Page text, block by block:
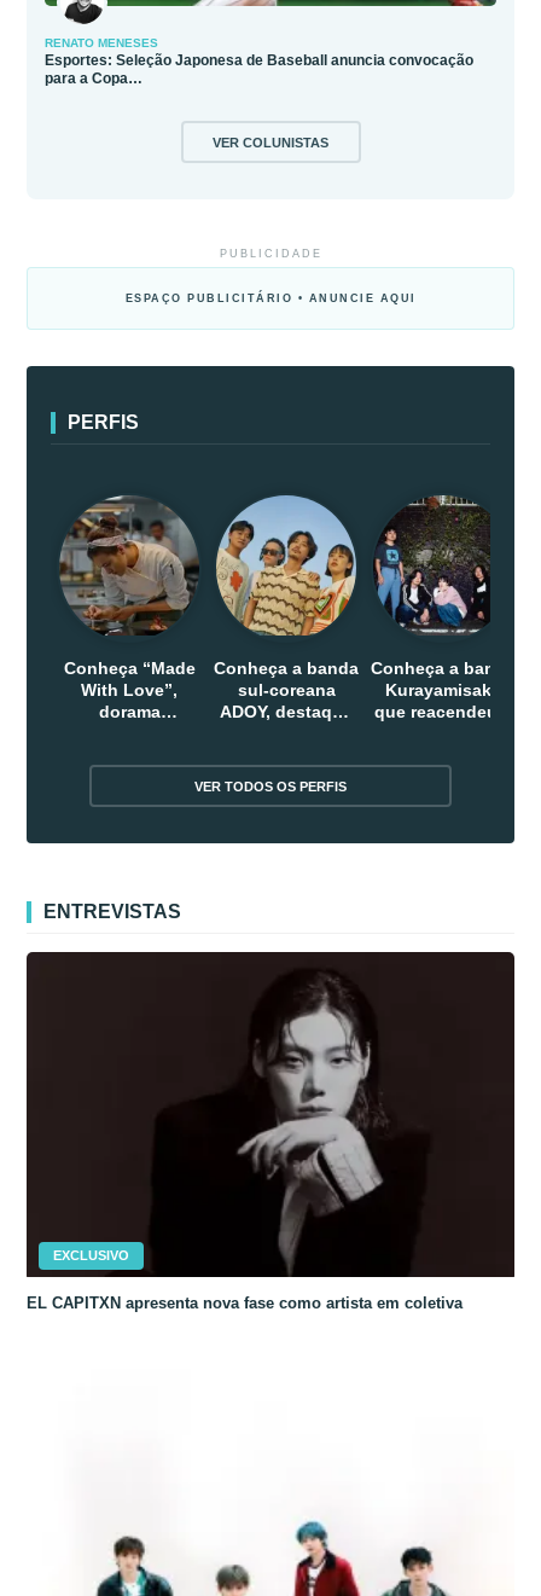
RENATO MENESES
Esportes: Seleção Japonesa de Baseball anuncia convocação
para a Copa…
VER COLUNISTAS
PUBLICIDADE
ESPAÇO PUBLICITÁRIO • ANUNCIE AQUI
PERFIS
Conheça “Made
With Love”,
dorama
Conheça a banda
sul-coreana
ADOY, destaque
Conheça a banda
Kurayamisaka
que reacendeu o
VER TODOS OS PERFIS
ENTREVISTAS
EXCLUSIVO
EL CAPITXN apresenta nova fase como artista em coletiva